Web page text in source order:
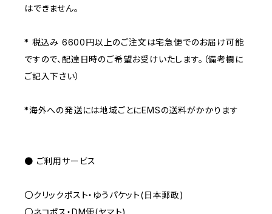
はできません。
* 税込み 6600円以上のご注文は宅急便でのお届け可能
ですので、配達日時のご希望お受けいたします。（備考欄に
ご記入下さい）
*海外への発送には地域ごとにEMSの送料がかかります
● ご利用サービス
〇クリックポスト・ゆうパケット(日本郵政)
〇ネコポス・DM便(ヤマト)